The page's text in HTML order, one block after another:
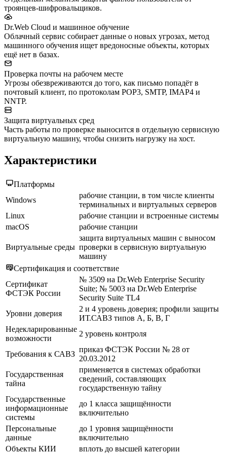
троянцев-шифровальщиков.
Dr.Web Cloud и машинное обучение
Облачный сервис собирает данные о новых угрозах, метод
машинного обучения ищет вредоносные объекты, которых
ещё нет в базах.
Проверка почты на рабочем месте
Угрозы обезвреживаются до того, как письмо попадёт в
почтовый клиент, по протоколам POP3, SMTP, IMAP4 и
NNTP.
Защита виртуальных сред
Часть работы по проверке выносится в отдельную сервисную
виртуальную машину, чтобы снизить нагрузку на хост.
Характеристики
Платформы
Windows
рабочие станции, в том числе клиенты
терминальных и виртуальных серверов
Linux
рабочие станции и встроенные системы
macOS
рабочие станции
Виртуальные среды
защита виртуальных машин с выносом
проверки в сервисную виртуальную
машину
Сертификация и соответствие
Сертификат
ФСТЭК России
№ 3509 на Dr.Web Enterprise Security
Suite; № 5003 на Dr.Web Enterprise
Security Suite TL4
Уровни доверия
2 и 4 уровень доверия; профили защиты
ИТ.САВЗ типов А, Б, В, Г
Недекларированные
возможности
2 уровень контроля
Требования к САВЗ
приказ ФСТЭК России № 28 от
20.03.2012
Государственная
тайна
применяется в системах обработки
сведений, составляющих
государственную тайну
Государственные
информационные
системы
до 1 класса защищённости
включительно
Персональные
данные
до 1 уровня защищённости
включительно
Объекты КИИ
вплоть до высшей категории